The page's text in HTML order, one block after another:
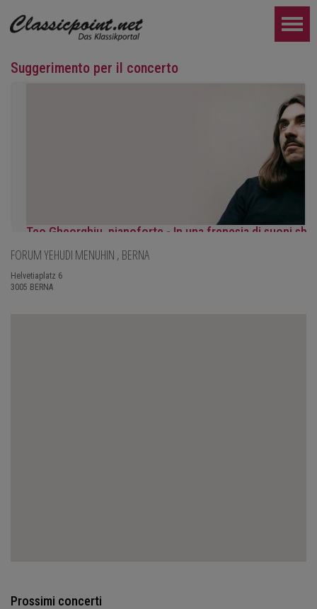
Suggerimento per il concerto
Teo Gheorghiu, pianoforte - In una frenesia di suoni
Recital pianistico
sabato 29 agosto 2026, ore 17:30 presso l'Hotel Ristorante
ULTERIORE...
FORUM YEHUDI MENUHIN , BERNA
Helvetiaplatz 6
3005 BERNA
Prossimi concerti